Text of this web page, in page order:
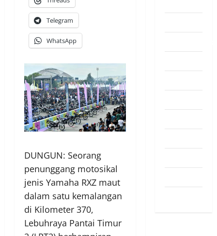
Telegram
WhatsApp
DUNGUN: Seorang
penunggang motosikal
jenis Yamaha RXZ maut
dalam satu kemalangan
di Kilometer 370,
Lebuhraya Pantai Timur